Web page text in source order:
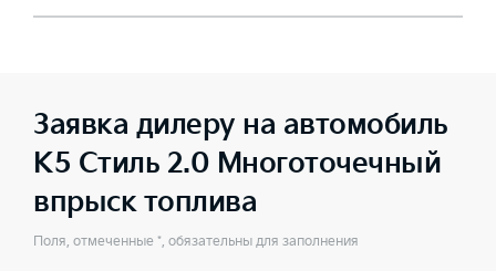
Заявка дилеру на автомобиль
K5 Стиль 2.0 Многоточечный
впрыск топлива
Поля, отмеченные *, обязательны для заполнения